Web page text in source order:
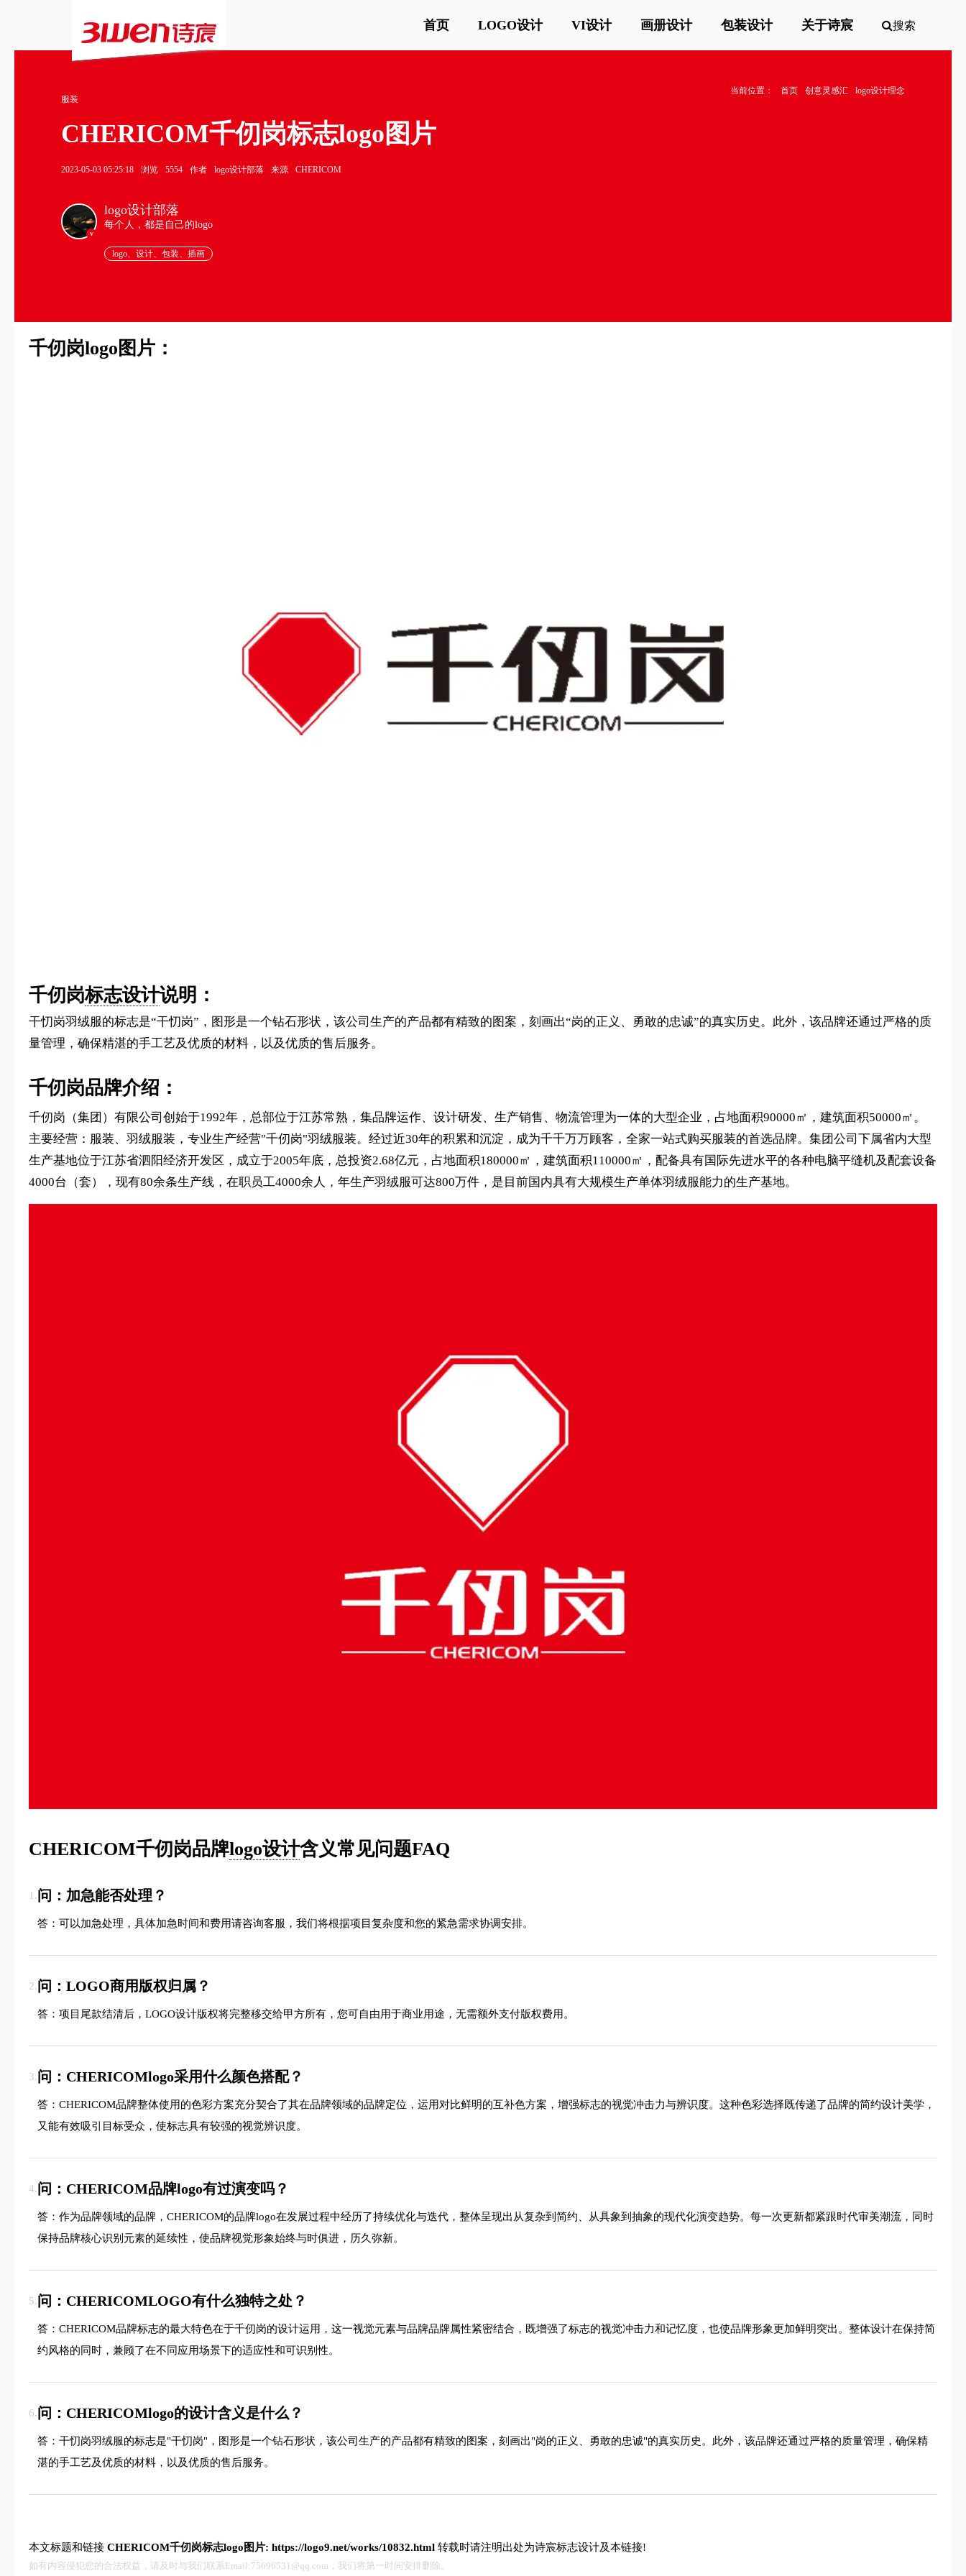
首页 LOGO设计 VI设计 画册设计 包装设计 关于诗宸 搜索
当前位置： 首页 创意灵感汇
logo设计理念
服装
CHERICOM千仞岗标志logo图片
2023-05-03 05:25:18 浏览 5554 作者 logo设计部落 来源 CHERICOM
v
logo设计部落
每个人，都是自己的logo
logo、设计、包装、插画
千仞岗logo图片：
千仞岗标志设计说明：
干忉岗羽绒服的标志是“干忉岗”，图形是一个钻石形状，该公司生产的产品都有精致的图案，刻画出“岗的正义、勇敢的忠诚”的真实历史。此外，该品牌还通过严格的质
量管理，确保精湛的手工艺及优质的材料，以及优质的售后服务。
千仞岗品牌介绍：
千仞岗（集团）有限公司创始于1992年，总部位于江苏常熟，集品牌运作、设计研发、生产销售、物流管理为一体的大型企业，占地面积90000㎡，建筑面积50000㎡。
主要经营：服装、羽绒服装，专业生产经营"千仞岗"羽绒服装。经过近30年的积累和沉淀，成为千千万万顾客，全家一站式购买服装的首选品牌。集团公司下属省内大型
生产基地位于江苏省泗阳经济开发区，成立于2005年底，总投资2.68亿元，占地面积180000㎡，建筑面积110000㎡，配备具有国际先进水平的各种电脑平缝机及配套设备
4000台（套），现有80余条生产线，在职员工4000余人，年生产羽绒服可达800万件，是目前国内具有大规模生产单体羽绒服能力的生产基地。
CHERICOM千仞岗品牌logo设计含义常见问题FAQ
1.问：加急能否处理？
答：可以加急处理，具体加急时间和费用请咨询客服，我们将根据项目复杂度和您的紧急需求协调安排。
2.问：LOGO商用版权归属？
答：项目尾款结清后，LOGO设计版权将完整移交给甲方所有，您可自由用于商业用途，无需额外支付版权费用。
3.问：CHERICOMlogo采用什么颜色搭配？
答：CHERICOM品牌整体使用的色彩方案充分契合了其在品牌领域的品牌定位，运用对比鲜明的互补色方案，增强标志的视觉冲击力与辨识度。这种色彩选择既传递了品牌的简约设计美学，
又能有效吸引目标受众，使标志具有较强的视觉辨识度。
4.问：CHERICOM品牌logo有过演变吗？
答：作为品牌领域的品牌，CHERICOM的品牌logo在发展过程中经历了持续优化与迭代，整体呈现出从复杂到简约、从具象到抽象的现代化演变趋势。每一次更新都紧跟时代审美潮流，同时
保持品牌核心识别元素的延续性，使品牌视觉形象始终与时俱进，历久弥新。
5.问：CHERICOMLOGO有什么独特之处？
答：CHERICOM品牌标志的最大特色在于千仞岗的设计运用，这一视觉元素与品牌品牌属性紧密结合，既增强了标志的视觉冲击力和记忆度，也使品牌形象更加鲜明突出。整体设计在保持简
约风格的同时，兼顾了在不同应用场景下的适应性和可识别性。
6.问：CHERICOMlogo的设计含义是什么？
答：干忉岗羽绒服的标志是"干忉岗"，图形是一个钻石形状，该公司生产的产品都有精致的图案，刻画出"岗的正义、勇敢的忠诚"的真实历史。此外，该品牌还通过严格的质量管理，确保精
湛的手工艺及优质的材料，以及优质的售后服务。
本文标题和链接 CHERICOM千仞岗标志logo图片: https://logo9.net/works/10832.html 转载时请注明出处为诗宸标志设计及本链接!
如有内容侵犯您的合法权益，请及时与我们联系Email:75696531@qq.com，我们将第一时间安排删除。